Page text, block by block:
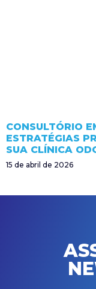
CONSULTÓRIO
ESTRATÉGIAS
SUA CLÍNICA
15 de abril de 2026